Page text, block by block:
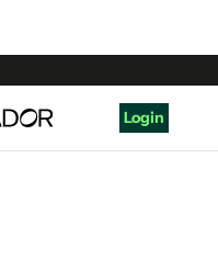
Login